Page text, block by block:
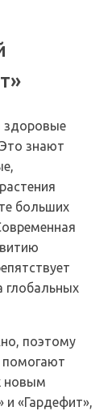
здоровые
знают
больших
глобальных
поэтому
помогают
новым
и «Гардефит»,